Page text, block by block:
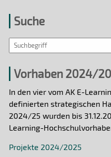
Suche
Vorhaben 2024/
In den vier vom AK E-
definierten strategischen
2024/25 wurden bis
Learning-
Projekte 2024/2025